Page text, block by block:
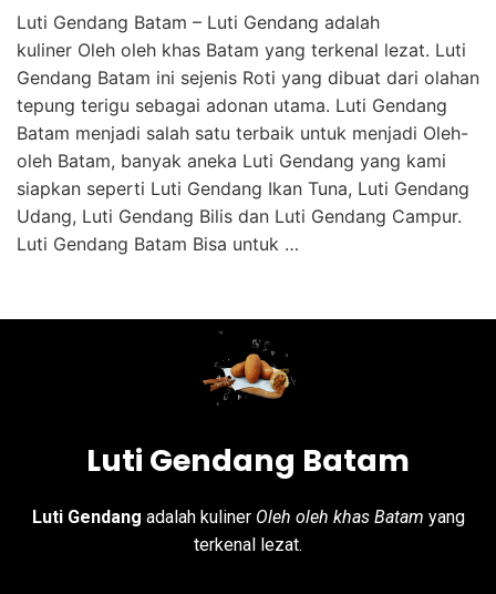
Luti Gendang Batam – Luti Gendang adalah
kuliner Oleh oleh khas Batam yang terkenal lezat. Luti
Gendang Batam ini sejenis Roti yang dibuat dari olahan
tepung terigu sebagai adonan utama. Luti Gendang
Batam menjadi salah satu terbaik untuk menjadi Oleh-
oleh Batam, banyak aneka Luti Gendang yang kami
siapkan seperti Luti Gendang Ikan Tuna, Luti Gendang
Udang, Luti Gendang Bilis dan Luti Gendang Campur.
Luti Gendang Batam Bisa untuk …
Luti Gendang Batam
Luti Gendang adalah kuliner Oleh oleh khas Batam yang
terkenal lezat.